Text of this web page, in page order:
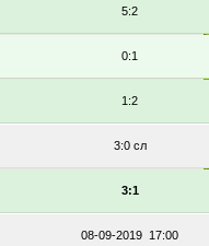
5:2
0:1
1:2
3:0 сл
3:1
08-09-2019 17:00